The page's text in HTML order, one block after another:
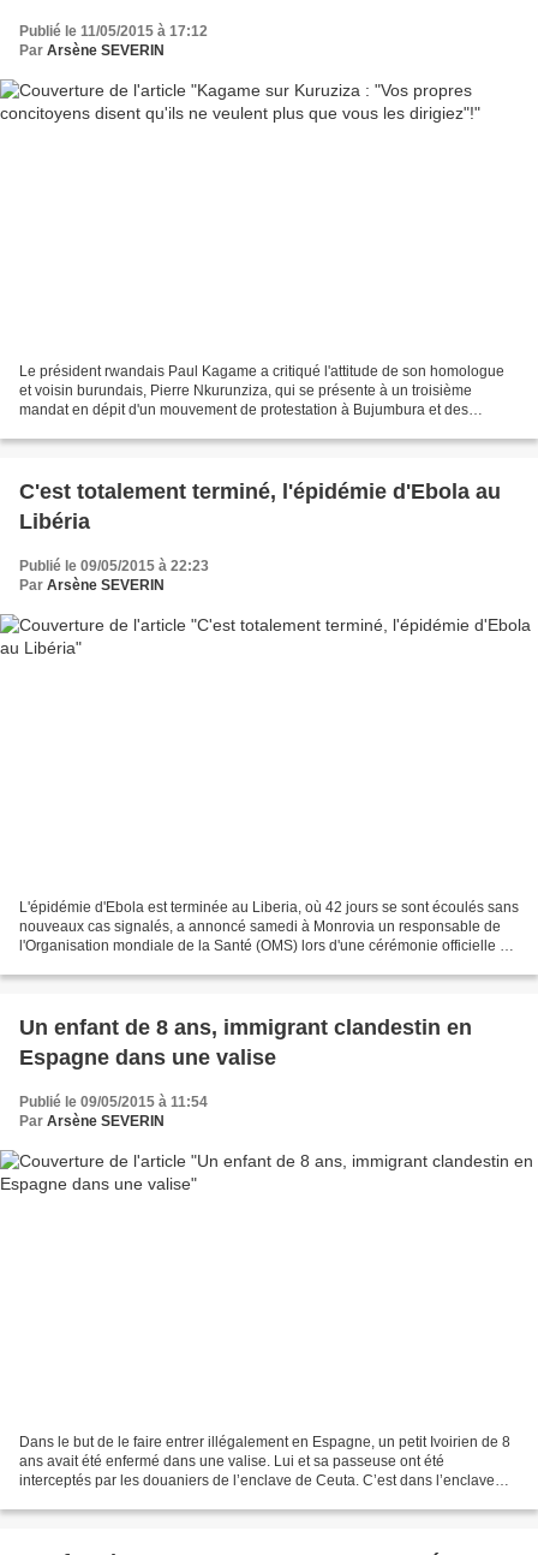
Publié le 11/05/2015 à 17:12
Par Arsène SEVERIN
Le président rwandais Paul Kagame a critiqué l'attitude de son homologue
et voisin burundais, Pierre Nkurunziza, qui se présente à un troisième
mandat en dépit d'un mouvement de protestation à Bujumbura et des
C'est totalement terminé, l'épidémie d'Ebola au
Libéria
Publié le 09/05/2015 à 22:23
Par Arsène SEVERIN
L'épidémie d'Ebola est terminée au Liberia, où 42 jours se sont écoulés sans
nouveaux cas signalés, a annoncé samedi à Monrovia un responsable de
l'Organisation mondiale de la Santé (OMS) lors d'une cérémonie officielle en
Un enfant de 8 ans, immigrant clandestin en
Espagne dans une valise
Publié le 09/05/2015 à 11:54
Par Arsène SEVERIN
Dans le but de le faire entrer illégalement en Espagne, un petit Ivoirien de 8
ans avait été enfermé dans une valise. Lui et sa passeuse ont été
interceptés par les douaniers de l’enclave de Ceuta. C’est dans l’enclave